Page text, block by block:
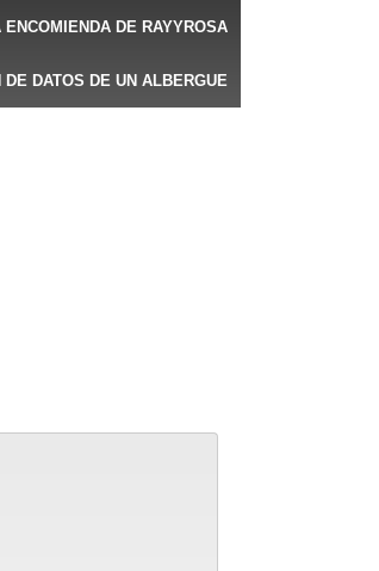
ENCOMIENDA DE RAYYROSA
DATOS DE UN ALBERGUE